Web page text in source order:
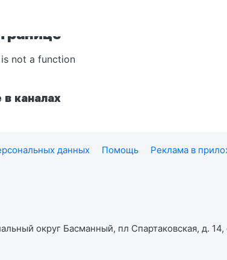
not a function
каналах
данных Помощь Реклама в
округ Басманный, пл Спартаковская, д.